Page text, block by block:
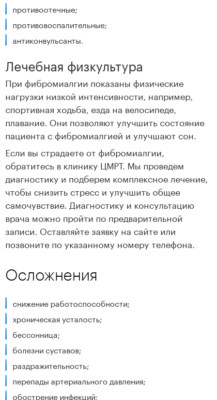
противоотечные;
противовоспалительные;
антиконвульсанты.
Лечебная физкультура
При фибромиалгии показаны физические
нагрузки низкой интенсивности, например,
спортивная ходьба, езда на велосипеде,
плавание. Они позволяют улучшить состояние
пациента с фибромиалгией и улучшают сон.
Если вы страдаете от фибромиалгии,
обратитесь в клинику ЦМРТ. Мы проведем
диагностику и подберем комплексное лечение,
чтобы снизить стресс и улучшить общее
самочувствие. Диагностику и консультацию
врача можно пройти по предварительной
записи. Оставляйте заявку на сайте или
позвоните по указанному номеру телефона.
Осложнения
снижение работоспособности;
хроническая усталость;
бессонница;
болезни суставов;
раздражительность;
перепады артериального давления;
обострение инфекций;